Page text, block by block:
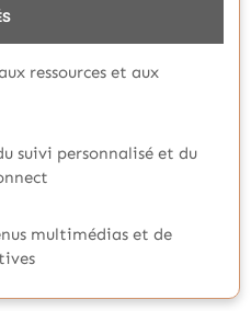
ressources et aux
suivi personnalisé et du
multimédias et de